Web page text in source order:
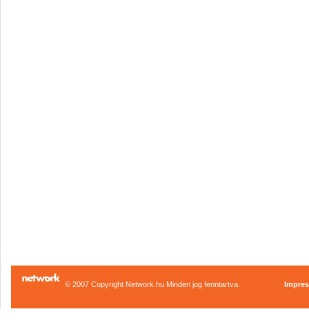
© 2007 Copyright Network.hu Minden jog fenntartva.